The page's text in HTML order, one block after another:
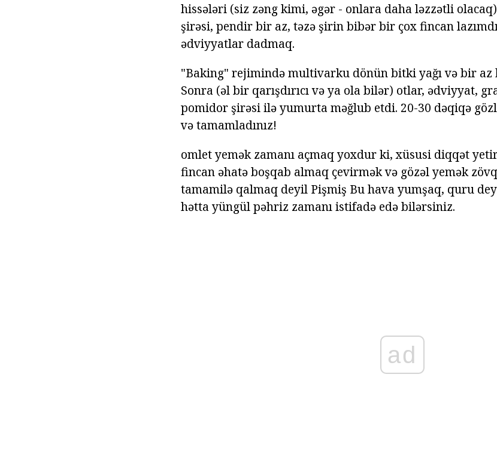
hissələri (siz zəng kimi, əgər - onlara daha ləzzətli
şirəsi, pendir bir az, təzə şirin bibər bir çox fincan
ədviyyatlar dadmaq.
"Baking" rejimində multivarku dönün bitki yağı və bir az
Sonra (əl bir qarışdırıcı və ya ola bilər) otlar, ədviyyat,
pomidor şirəsi ilə yumurta məğlub etdi. 20-30 dəqiqə
və tamamladınız!
omlet yemək zamanı açmaq yoxdur ki, xüsusi diqqət
fincan əhatə boşqab almaq çevirmək və gözəl yemək
tamamilə qalmaq deyil Pişmiş Bu hava yumşaq, quru
hətta yüngül pəhriz zamanı istifadə edə bilərsiniz.
ad